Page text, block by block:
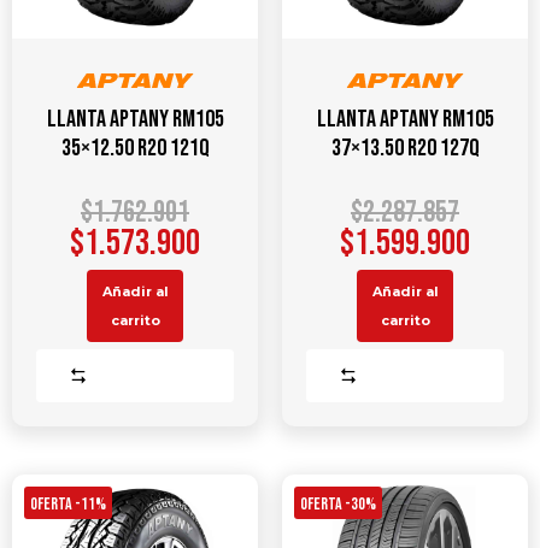
Llanta APTANY RM105
35×12.50 R20 121Q
$1.762.901
$1.573.900
Añadir al
carrito
Llanta APTANY RM105
37×13.50 R20 127Q
$2.287.857
$1.599.900
Añadir al
carrito
OFERTA -11% OFERTA -30%